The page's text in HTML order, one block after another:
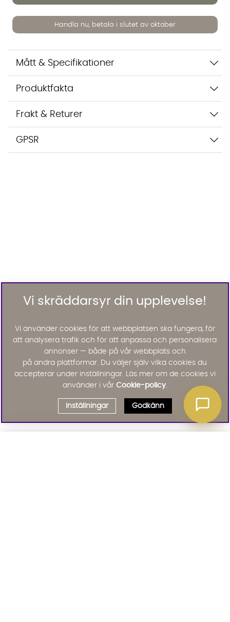
Handla nu, betala i slutet av oktober
Mått & Specifikationer
Produktfakta
Frakt & Returer
GPSR
Vi skräddarsyr din upplevelse!
Vi använder cookies för att webbplatsen ska fungera, för
att analysera trafik och för att anpassa och personalisera
annonser — både på vår webbplats och
på andra plattformar. Du väljer själv vilka cookies du
accepterar under inställningar. Läs mer om de cookies vi
använder i vår Cookie-policy.
Inställningar Godkänn
Starta chatten